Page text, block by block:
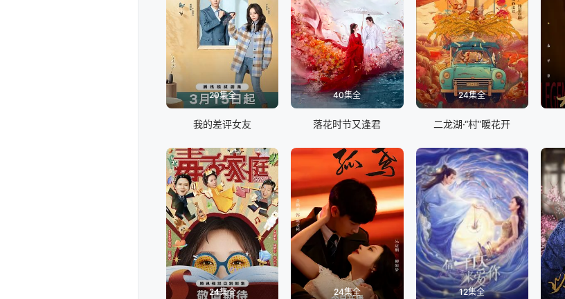
20集全
我的差评女友
40集全
落花时节又逢君
24集全
二龙湖·“村”暖花开
24集全 24集全 12集全